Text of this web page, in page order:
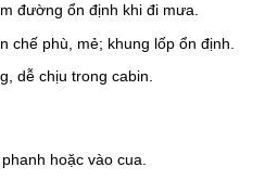
đường ổn định khi đi mưa.
chế phù, mẻ; khung lốp ổn định.
dễ chịu trong cabin.
hoặc vào cua.